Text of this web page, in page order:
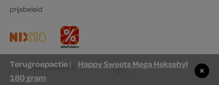
in winkelmand
prijsbeleid
Terugroepactie|
Happy Sweets Mega Heksehyl
180 gram